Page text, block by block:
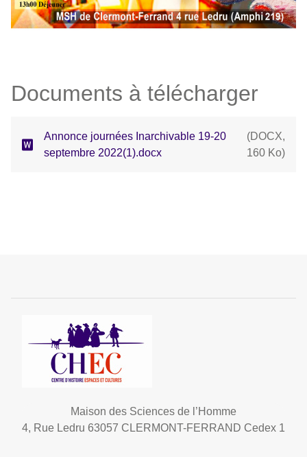
Documents à télécharger
Annonce journées Inarchivable 19-20
septembre 2022(1).docx
(DOCX,
160 Ko)
Maison des Sciences de l’Homme
4, Rue Ledru 63057 CLERMONT-FERRAND Cedex 1